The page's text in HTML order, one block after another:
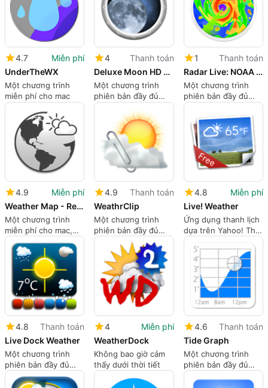
4.7
Miễn phí
UnderTheWX
Một chương trình
miễn phí cho mac
4
Thanh toán
Deluxe Moon HD - Moon Phase Calendar
Một chương trình
phiên bản đầy đủ
cho mac, của Sergey
Vdovenko
1
Thanh toán
Radar Live: NOAA doppler radar loop and weather forecast
Một chương trình
phiên bản đầy đủ
cho mac
4.9
Miễn phí
Weather Map - Real time weather from Netatmo Stations
Một chương trình
miễn phí cho mac,
của Imre Katai
4.9
Thanh toán
WeathrClip
Một chương trình
phiên bản đầy đủ
cho mac, bởi Gavin
Wiggins
4.8
Miễn phí
Live! Weather
Ứng dụng thanh lịch
dựa trên Yahoo! Thời
tiết
4.8
Thanh toán
Live Dock Weather
Một chương trình
phiên bản đầy đủ
cho Mac, bởi Raj
Kumar Shaw.
4
Miễn phí
WeatherDock
Không bao giờ cảm
thấy dưới thời tiết
4.6
Thanh toán
Tide Graph
Một chương trình
phiên bản đầy đủ
cho Mac, bởi
Brainware.